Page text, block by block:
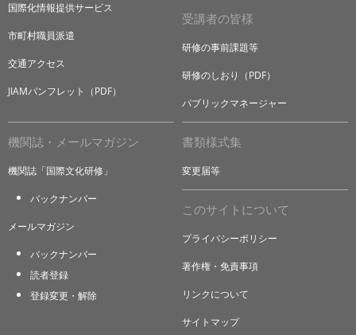
国際化情報提供サービス
市町村職員派遣
交通アクセス
JIAMパンフレット（PDF）
受講者の皆様
研修の事前課題等
研修のしおり（PDF）
パブリックマネージャー
機関誌・メールマガジン
機関誌「国際文化研修」
バックナンバー
メールマガジン
バックナンバー
読者登録
登録変更・解除
書類様式集
変更届等
このサイトについて
プライバシーポリシー
著作権・免責事項
リンクについて
サイトマップ